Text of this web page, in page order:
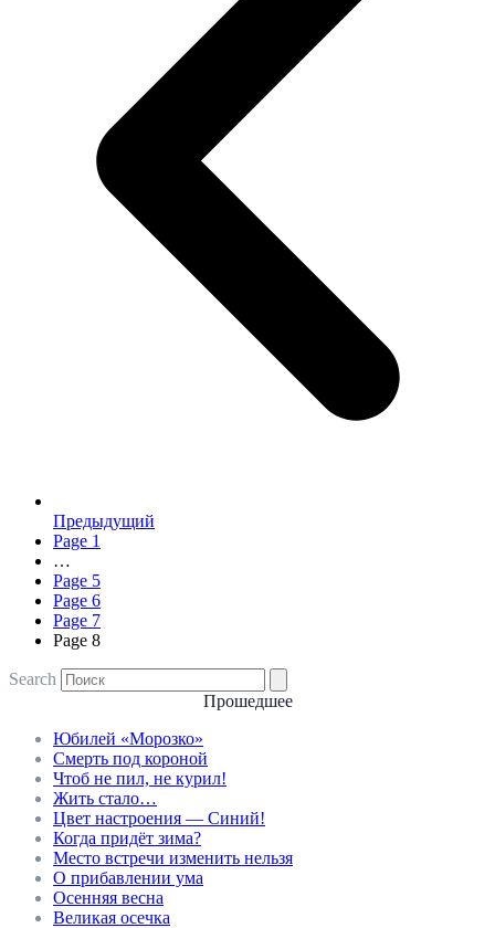
Предыдущий
Page 1
…
Page 5
Page 6
Page 7
Page 8
Search
Прошедшее
Юбилей «Морозко»
Смерть под короной
Чтоб не пил, не курил!
Жить стало…
Цвет настроения — Синий!
Когда придёт зима?
Место встречи изменить нельзя
О прибавлении ума
Осенняя весна
Великая осечка